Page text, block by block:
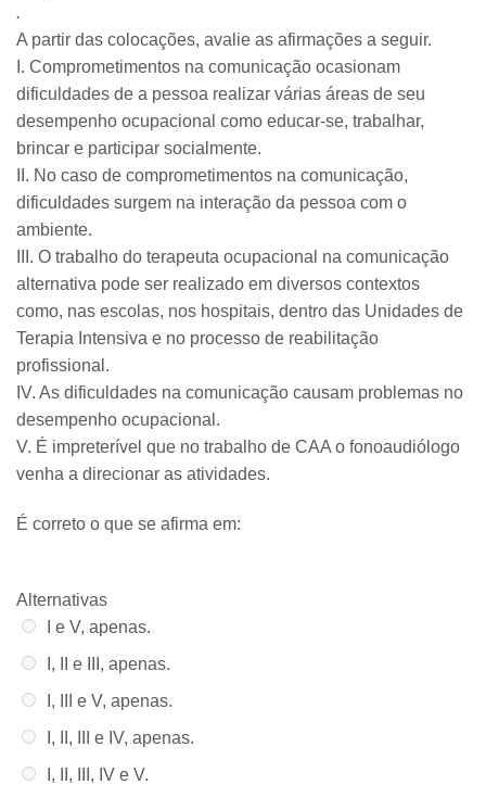
.
A partir das colocações, avalie as afirmações a seguir.
I. Comprometimentos na comunicação ocasionam
dificuldades de a pessoa realizar várias áreas de seu
desempenho ocupacional como educar-se, trabalhar,
brincar e participar socialmente.​
II. No caso de comprometimentos na comunicação,
dificuldades surgem na interação da pessoa com o
ambiente.
III. O trabalho do terapeuta ocupacional na comunicação
alternativa pode ser realizado em diversos contextos
como, nas escolas, nos hospitais, dentro das Unidades de
Terapia Intensiva e no processo de reabilitação
profissional​.
IV. As dificuldades na comunicação causam problemas no
desempenho ocupacional.
V. É impreterível que no trabalho de CAA o fonoaudiólogo
venha a direcionar as atividades​.
​​​​​É correto o que se afirma em:
Alternativas
Alternativa 1:
I e V, apenas.
Alternativa 2:
I, II e III, apenas.
Alternativa 3:
I, III e V, apenas.
Alternativa 4:
I, II, III e IV, apenas.
Alternativa 5:
I, II, III, IV e V.